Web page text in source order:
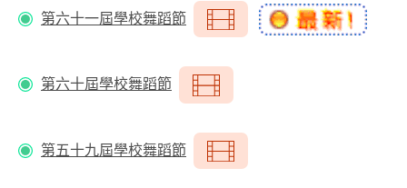
第六十一屆學校舞蹈節
第六十屆學校舞蹈節
第五十九屆學校舞蹈節